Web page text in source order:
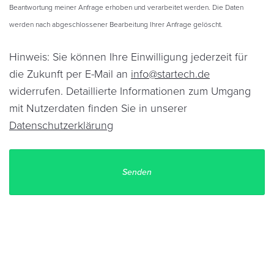
Beantwortung meiner Anfrage erhoben und verarbeitet werden. Die Daten
werden nach abgeschlossener Bearbeitung Ihrer Anfrage gelöscht.
Hinweis: Sie können Ihre Einwilligung jederzeit für
die Zukunft per E-Mail an info@startech.de
widerrufen. Detaillierte Informationen zum Umgang
mit Nutzerdaten finden Sie in unserer
Datenschutzerklärung